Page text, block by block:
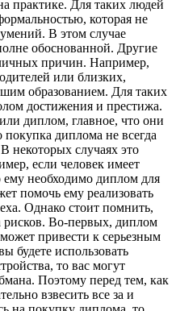
практике. Для таких людей
которая не
В этом случае
обоснованной. Другие
причин. Например,
или близких,
образованием. Для таких
достижения и престижа.
диплом, главное, что они
диплома не всегда
некоторых случаях это
если человек имеет
необходимо диплом для
помочь ему реализовать
Однако стоит помнить,
Во-первых, диплом
привести к серьезным
будете использовать
то вас могут
Поэтому перед тем, как
взвесить все за и